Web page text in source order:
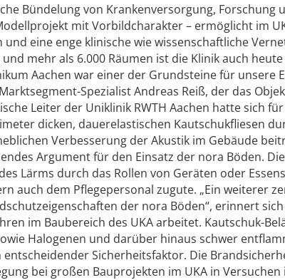
Bündelung von Krankenversorgung, Forschung
mit Vorbildcharakter – ermöglicht im
eine enge klinische wie wissenschaftliche
mehr als 6.000 Räumen ist die Klinik auch
Aachen war einer der Grundsteine für unsere
Spezialist Andreas Reiß, der das
Leiter der Uniklinik RWTH Aachen hatte sich für
dicken, dauerelastischen Kautschukfliesen
Verbesserung der Akustik im Gebäude
Argument für den Einsatz der nora Böden. Die
Lärms durch das Rollen von Geräten oder
auch dem Pflegepersonal zugute. „Ein weiterer
der nora Böden“, erinnert sich
im Baubereich des UKA arbeitet. Kautschuk-
Halogenen und darüber hinaus schwer
entscheidender Sicherheitsfaktor. Die
bei großen Bauprojekten im UKA in